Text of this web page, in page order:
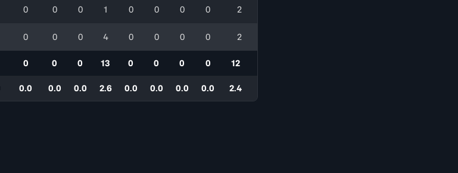
0 0 0 1 0 0 0 0 2
0 0 0 4 0 0 0 0 2
0 0 0 13 0 0 0 0 12
0.0 0.0 0.0 2.6 0.0 0.0 0.0 0.0 2.4